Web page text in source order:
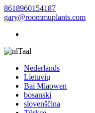
8618960154187
gary@roommuplants.com
Taal
Nederlands
Lietuvių
Bai Miaowen
bosanski
slovenščina